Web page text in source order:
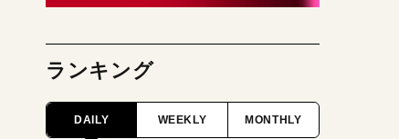
ランキング
DAILY WEEKLY MONTHLY